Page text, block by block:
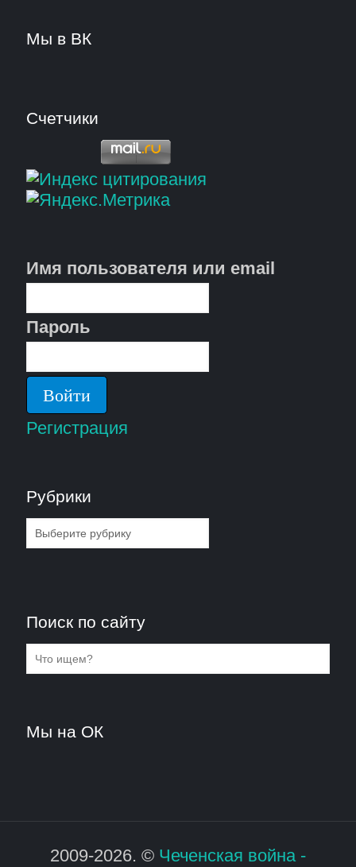
Мы в ВК
Счетчики
Имя пользователя или email
Пароль
Регистрация
Рубрики
Рубрики
Поиск по сайту
Мы на ОК
2009-2026. © Чеченская война -